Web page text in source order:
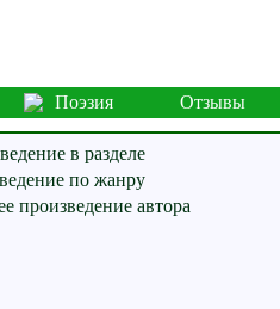
Поэзия Отзывы